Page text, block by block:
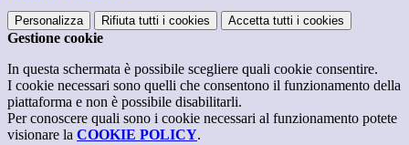
Personalizza Rifiuta tutti i cookies Accetta tutti i cookies
Gestione cookie
In questa schermata è possibile scegliere quali cookie consentire.
I cookie necessari sono quelli che consentono il funzionamento della
piattaforma e non è possibile disabilitarli.
Per conoscere quali sono i cookie necessari al funzionamento potete
visionare la COOKIE POLICY.